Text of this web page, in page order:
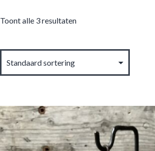
Toont alle 3 resultaten